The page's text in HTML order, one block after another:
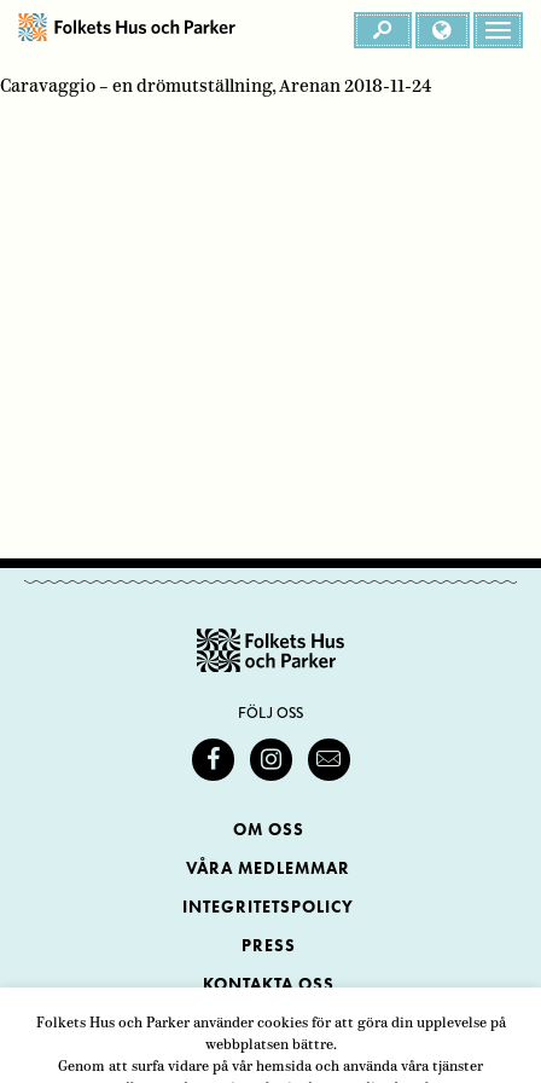
Folkets Hus och Parker använder cookies för att göra din upplevelse på
webbplatsen bättre.
Genom att surfa vidare på vår hemsida och använda våra tjänster
Caravaggio – en drömutställning, Arenan 2018-11-24
FÖLJ OSS
OM OSS
VÅRA MEDLEMMAR
INTEGRITETSPOLICY
PRESS
KONTAKTA OSS
Folkets Hus och Parker